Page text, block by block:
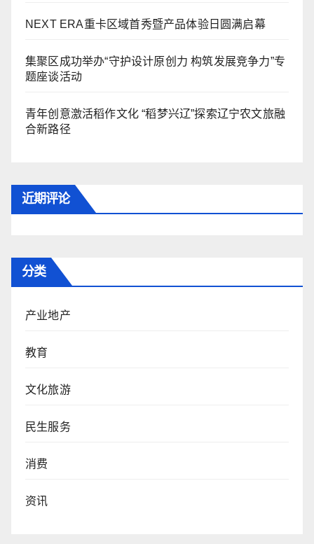
NEXT ERA重卡区域首秀暨产品体验日圆满启幕
集聚区成功举办“守护设计原创力 构筑发展竞争力”专
题座谈活动
青年创意激活稻作文化 “稻梦兴辽”探索辽宁农文旅融
合新路径
近期评论
分类
产业地产
教育
文化旅游
民生服务
消费
资讯